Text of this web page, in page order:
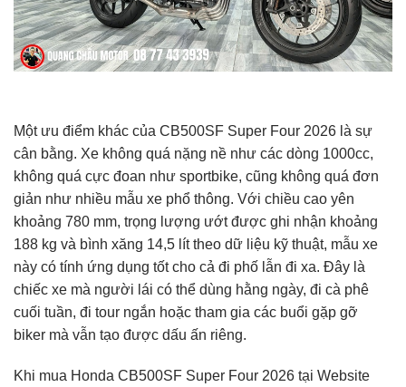
Một ưu điểm khác của CB500SF Super Four 2026 là sự
cân bằng. Xe không quá nặng nề như các dòng 1000cc,
không quá cực đoan như sportbike, cũng không quá đơn
giản như nhiều mẫu xe phổ thông. Với chiều cao yên
khoảng 780 mm, trọng lượng ướt được ghi nhận khoảng
188 kg và bình xăng 14,5 lít theo dữ liệu kỹ thuật, mẫu xe
này có tính ứng dụng tốt cho cả đi phố lẫn đi xa. Đây là
chiếc xe mà người lái có thể dùng hằng ngày, đi cà phê
cuối tuần, đi tour ngắn hoặc tham gia các buổi gặp gỡ
biker mà vẫn tạo được dấu ấn riêng.
Khi mua Honda CB500SF Super Four 2026 tại Website